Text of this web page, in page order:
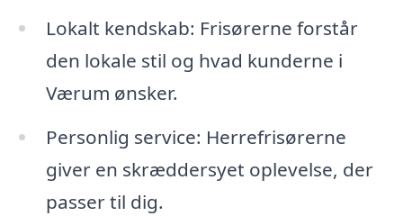
Lokalt kendskab: Frisørerne forstår
den lokale stil og hvad kunderne i
Værum ønsker.
Personlig service: Herrefrisørerne
giver en skræddersyet oplevelse, der
passer til dig.